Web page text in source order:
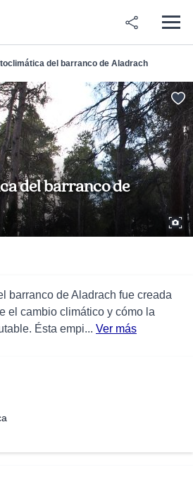
del barranco de Aladrach
del barranco de
barranco de Aladrach fue creada
el cambio climático y cómo la
Ésta empi... Ver más